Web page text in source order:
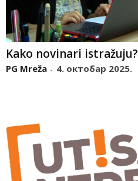
Kako novinari istražuju?
PG Mreža - 4. октобар 2025.